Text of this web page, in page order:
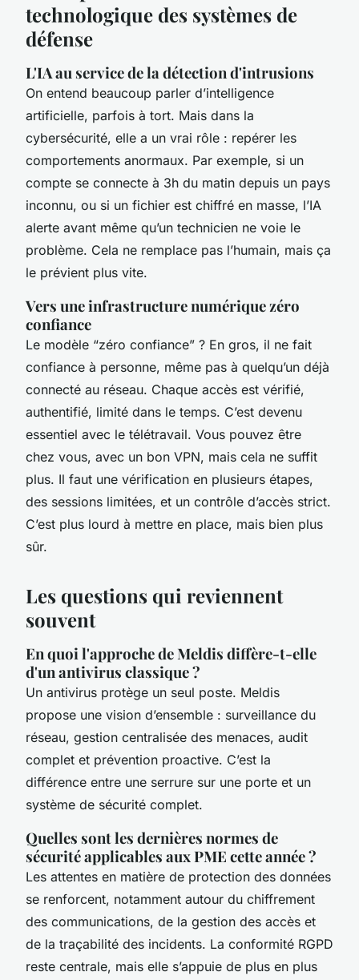
technologique des systèmes de
défense
L'IA au service de la détection d'intrusions
On entend beaucoup parler d’intelligence
artificielle, parfois à tort. Mais dans la
cybersécurité, elle a un vrai rôle : repérer les
comportements anormaux. Par exemple, si un
compte se connecte à 3h du matin depuis un pays
inconnu, ou si un fichier est chiffré en masse, l’IA
alerte avant même qu’un technicien ne voie le
problème. Cela ne remplace pas l’humain, mais ça
le prévient plus vite.
Vers une infrastructure numérique zéro
confiance
Le modèle “zéro confiance” ? En gros, il ne fait
confiance à personne, même pas à quelqu’un déjà
connecté au réseau. Chaque accès est vérifié,
authentifié, limité dans le temps. C’est devenu
essentiel avec le télétravail. Vous pouvez être
chez vous, avec un bon VPN, mais cela ne suffit
plus. Il faut une vérification en plusieurs étapes,
des sessions limitées, et un contrôle d’accès strict.
C’est plus lourd à mettre en place, mais bien plus
sûr.
Les questions qui reviennent
souvent
En quoi l'approche de Meldis diffère-t-elle
d'un antivirus classique ?
Un antivirus protège un seul poste. Meldis
propose une vision d’ensemble : surveillance du
réseau, gestion centralisée des menaces, audit
complet et prévention proactive. C’est la
différence entre une serrure sur une porte et un
système de sécurité complet.
Quelles sont les dernières normes de
sécurité applicables aux PME cette année ?
Les attentes en matière de protection des données
se renforcent, notamment autour du chiffrement
des communications, de la gestion des accès et
de la traçabilité des incidents. La conformité RGPD
reste centrale, mais elle s’appuie de plus en plus